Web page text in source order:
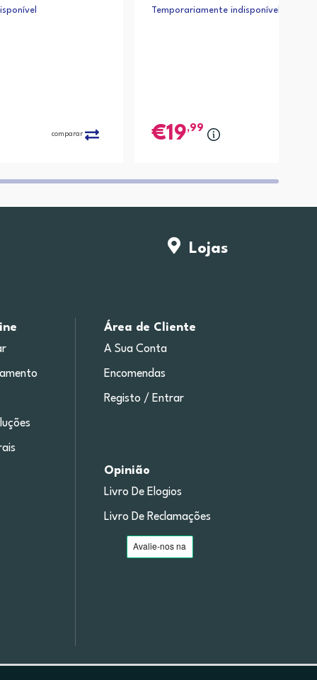
comparar
Temporariamente indisponível
19,99
Lojas
Área de Cliente
A Sua Conta
Encomendas
Registo / Entrar
Opinião
Livro De Elogios
Livro De Reclamações